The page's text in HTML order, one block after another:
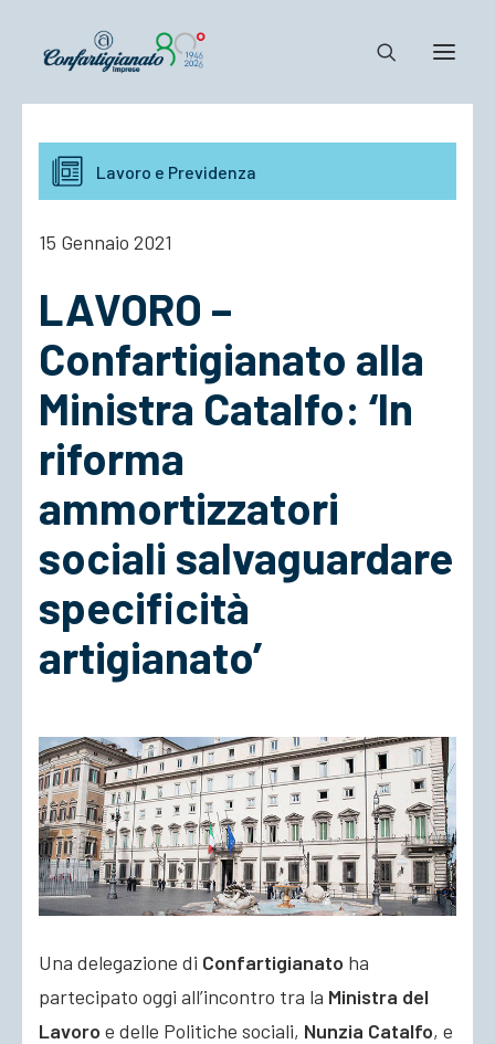
Notizie e Documenti
Confartigianato
Cosa Facciamo
ACCEDI
Lavoro e Previdenza
15 Gennaio 2021
LAVORO –
Confartigianato alla
Ministra Catalfo: ‘In
riforma
ammortizzatori
sociali salvaguardare
specificità
artigianato’
Una delegazione di Confartigianato ha
partecipato oggi all’incontro tra la Ministra del
Lavoro e delle Politiche sociali, Nunzia Catalfo, e